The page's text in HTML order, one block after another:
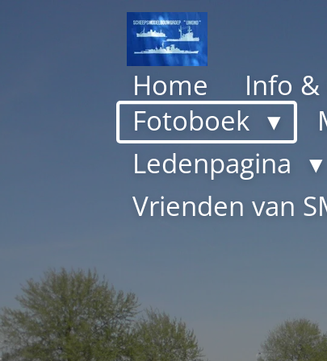
Home Info
Fotoboek
Ledenpagina
Vrienden van